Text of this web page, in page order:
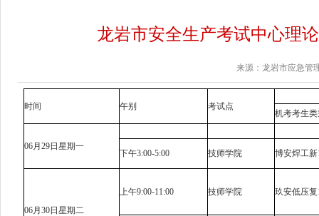
龙岩市安全生产考试中心理
来源：龙岩市应急管
时间 午别 考试点
机考考生
06月29日星期一
下午3:00-5:00 技师学院 博安焊工
06月30日星期二
上午9:00-11:00 技师学院 玖安低压